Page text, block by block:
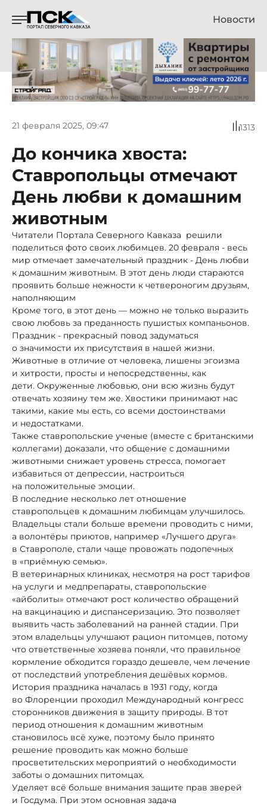
Новости
21 февраля 2025, 09:47 1313
До кончика хвоста:
Ставропольцы отмечают
День любви к домашним
животным
Читатели Портала Северного Кавказа решили
поделиться фото своих любимцев. 20 февраля - весь
мир отмечает замечательный праздник - День любви
к домашним животным. В этот день люди стараются
проявить больше нежности к четвероногим друзьям,
наполняющим
Кроме того, в этот день — можно не только выразить
свою любовь за преданность пушистых компаньонов.
Праздник - прекрасный повод задуматься
о значимости их присутствия в нашей жизни.
Животные в отличие от человека, лишены эгоизма
и хитрости, просты и непосредственны, как
дети. Окруженные любовью, они всю жизнь будут
отвечать хозяину тем же. Хвостики принимают нас
такими, какие мы есть, со всеми достоинствами
и недостатками.
Также ставропольские ученые (вместе с британскими
коллегами) доказали, что общение с домашними
животными снижает уровень стресса, помогает
избавиться от депрессии, настроиться
на положительные эмоции.
В последние несколько лет отношение
ставропольцев к домашним любимцам улучшилось.
Владельцы стали больше времени проводить с ними,
а волонтёры приютов, например «Лучшего друга»
в Ставрополе, стали чаще провожать подопечных
в «приёмную семью».
В ветеринарных клиниках, несмотря на рост тарифов
на услуги и медпрепараты, ставропольские
«айболиты» отмечают рост количество обращений
на вакцинацию и диспансеризацию. Это позволяет
выявить часть заболеваний на ранней стадии. При
этом владельцы улучшают рацион питомцев, потому
что ответственные хозяева поняли, что правильное
кормление обходится гораздо дешевле, чем лечение
от последствий употребления дешёвых кормов.
История праздника началась в 1931 году, когда
во Флоренции проходил Международный конгресс
сторонников движения в защиту природы. В тот
период отношения к домашним животным
становилось всё хуже, поэтому было принято
решение проводить как можно больше
просветительских мероприятий о необходимости
заботы о домашних питомцах.
Уделяет всё больше внимания защите прав зверей
и Госдума. При этом основная задача